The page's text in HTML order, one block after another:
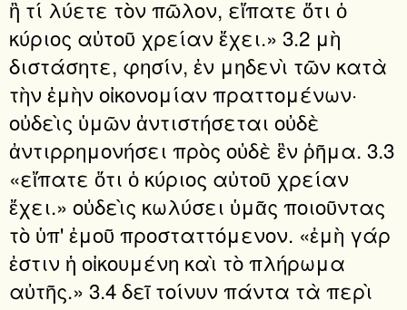
ἢ τί λύετε τὸν πῶλον, εἴπατε ὅτι ὁ
κύριος αὐτοῦ χρείαν ἔχει.» 3.2 μὴ
διστάσητε, φησίν, ἐν μηδενὶ τῶν κατὰ
τὴν ἐμὴν οἰκονομίαν πραττομένων·
οὐδεὶς ὑμῶν ἀντιστήσεται οὐδὲ
ἀντιρρημονήσει πρὸς οὐδὲ ἓν ῥῆμα. 3.3
«εἴπατε ὅτι ὁ κύριος αὐτοῦ χρείαν
ἔχει.» οὐδεὶς κωλύσει ὑμᾶς ποιοῦντας
τὸ ὑπ' ἐμοῦ προσταττόμενον. «ἐμὴ γάρ
ἐστιν ἡ οἰκουμένη καὶ τὸ πλήρωμα
αὐτῆς.» 3.4 δεῖ τοίνυν πάντα τὰ περὶ